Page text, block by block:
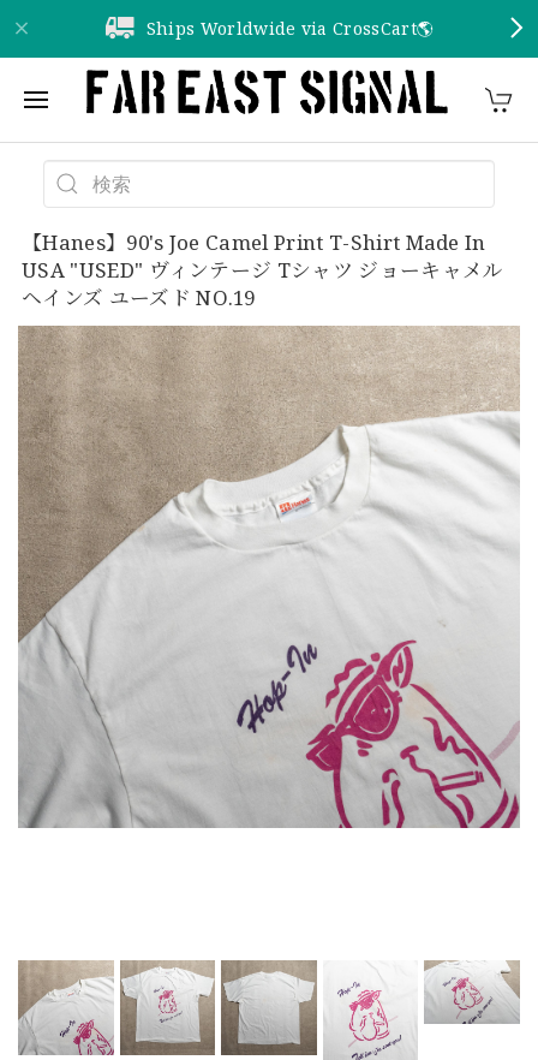
Ships Worldwide via CrossCart🌎️
【Hanes】90's Joe Camel Print T-Shirt Made In
USA "USED" ヴィンテージ Tシャツ ジョーキャメル
ヘインズ ユーズド NO.19